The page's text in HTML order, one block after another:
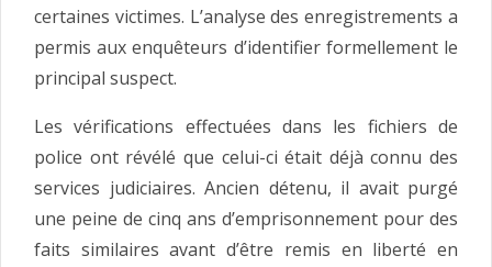
certaines victimes. L’analyse des enregistrements a
permis aux enquêteurs d’identifier formellement le
principal suspect.
Les vérifications effectuées dans les fichiers de
police ont révélé que celui-ci était déjà connu des
services judiciaires. Ancien détenu, il avait purgé
une peine de cinq ans d’emprisonnement pour des
faits similaires avant d’être remis en liberté en